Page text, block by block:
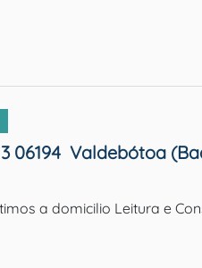
06194  Valdebótoa
a domicilio Leitura e